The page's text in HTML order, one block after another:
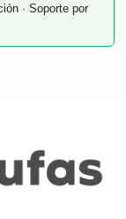
· Soporte por